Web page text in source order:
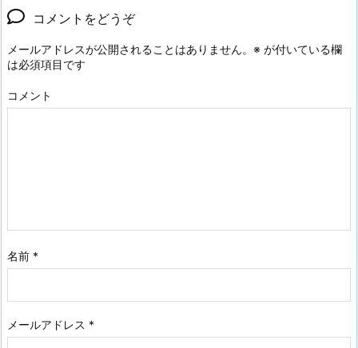
コメントをどうぞ
メールアドレスが公開されることはありません。 ※ が付いている欄
は必須項目です
コメント
名前 *
メールアドレス *